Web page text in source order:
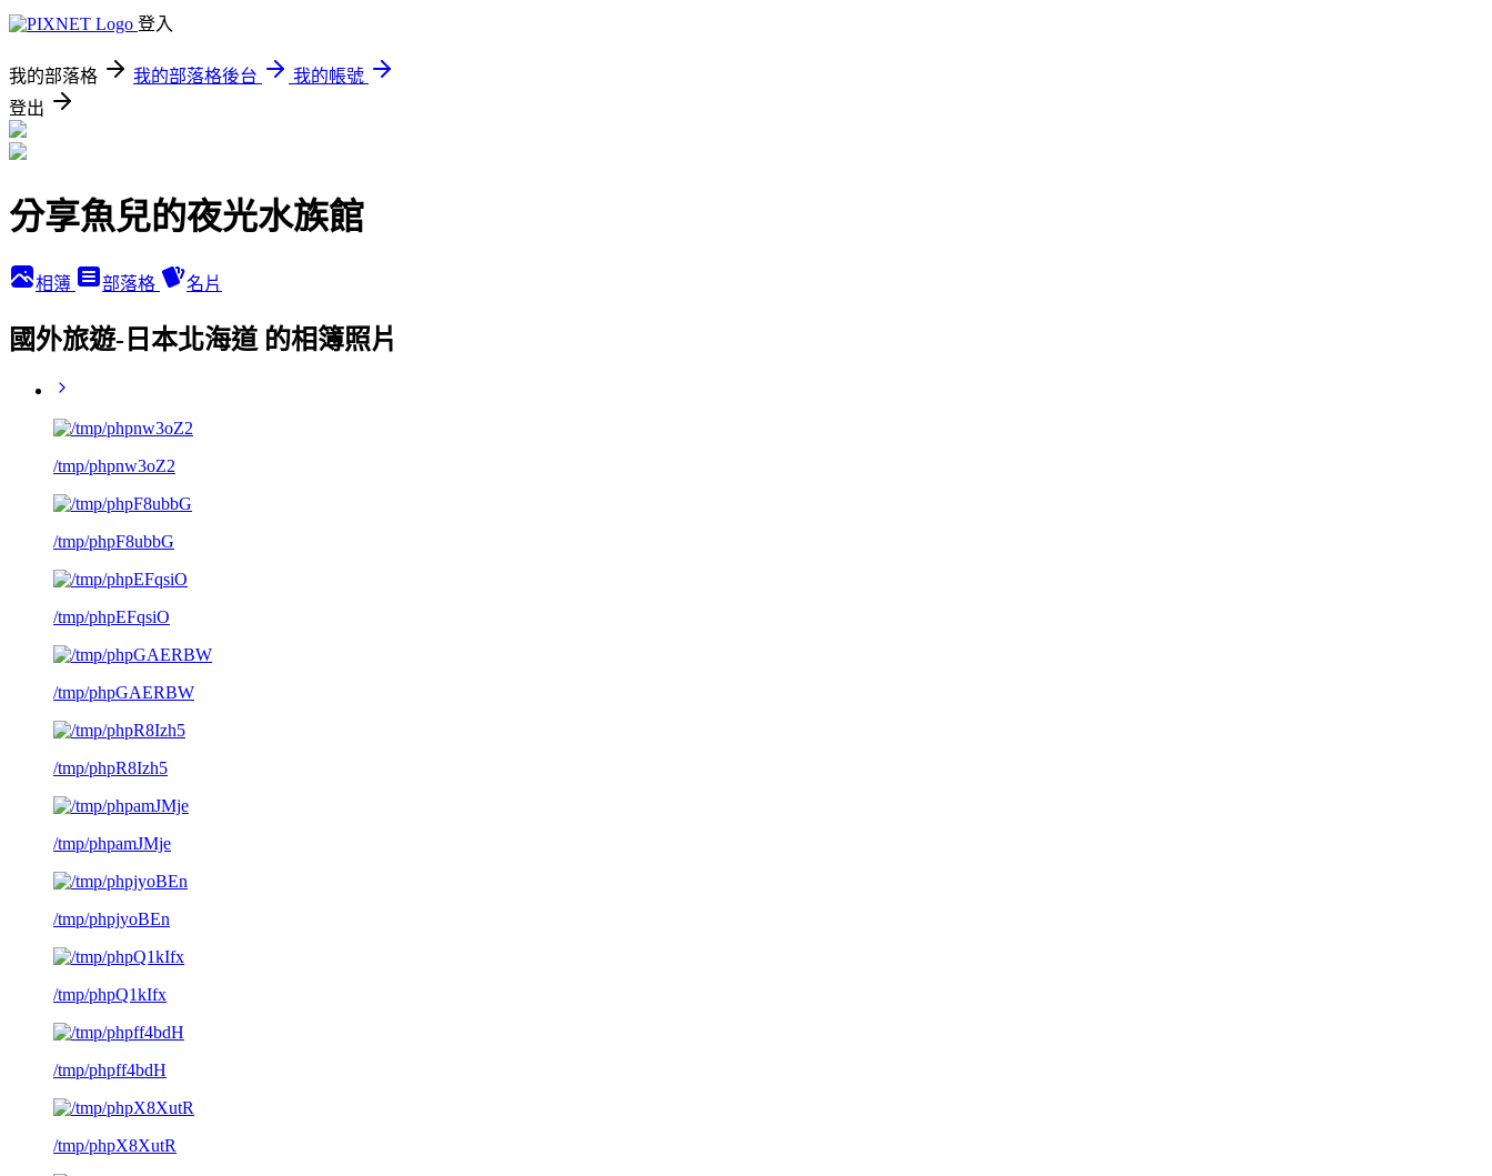
登入
我的部落格 我的部落格後台
我的帳號
登出
分享魚兒的夜光水族館
相簿 部落格 名片
國外旅遊-日本北海道 的相簿照片
/tmp/phpnw3oZ2
/tmp/phpF8ubbG
/tmp/phpEFqsiO
/tmp/phpGAERBW
/tmp/phpR8Izh5
/tmp/phpamJMje
/tmp/phpjyoBEn
/tmp/phpQ1kIfx
/tmp/phpff4bdH
/tmp/phpX8XutR